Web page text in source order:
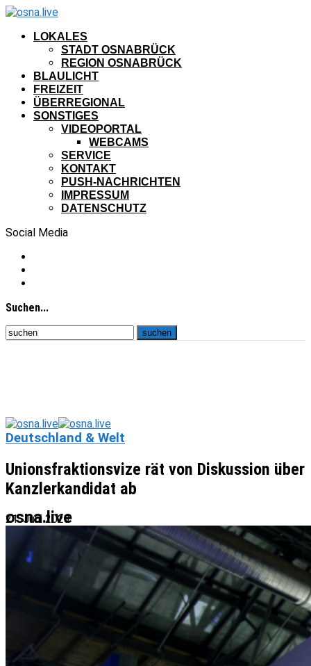
LOKALES
STADT OSNABRÜCK
REGION OSNABRÜCK
BLAULICHT
FREIZEIT
ÜBERREGIONAL
SONSTIGES
VIDEOPORTAL
WEBCAMS
SERVICE
KONTAKT
PUSH-NACHRICHTEN
IMPRESSUM
DATENSCHUTZ
Social Media
Suchen...
osna.live
Deutschland & Welt
Unionsfraktionsvize rät von Diskussion über
Kanzlerkandidat ab
21. Juni 2023